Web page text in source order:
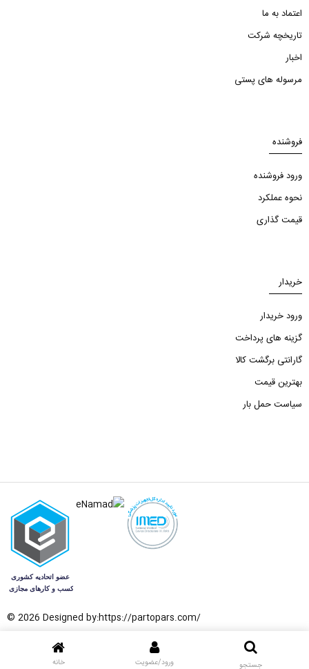
خانه ورود/عضویت جستجو
اعتماد به ما
تاریخچه شرکت
اخبار
مرسوله های پستی
فروشنده
ورود فروشنده
نحوه عملکرد
قیمت گذاری
خریدار
ورود خریدار
گزینه های پرداخت
گارانتی برگشت کالا
بهترین قیمت
سیاست حمل بار
© 2026 Designed by:https://partopars.com/